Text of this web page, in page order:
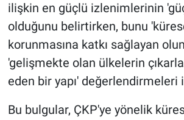
ilişkin en güçlü izlenimlerinin
olduğunu belirtirken, bunu
korunmasına katkı sağlayan
'gelişmekte olan ülkelerin
eden bir yapı' değerlendirmeleri
Bu bulgular, ÇKP'ye yönelik